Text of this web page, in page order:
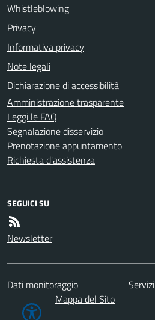
Whistleblowing
Privacy
Informativa privacy
Note legali
Dichiarazione di accessibilità
Amministrazione trasparente
Leggi le FAQ
Segnalazione disservizio
Prenotazione appuntamento
Richiesta d'assistenza
SEGUICI SU
Newsletter
Dati monitoraggio Servizi
Mappa del Sito